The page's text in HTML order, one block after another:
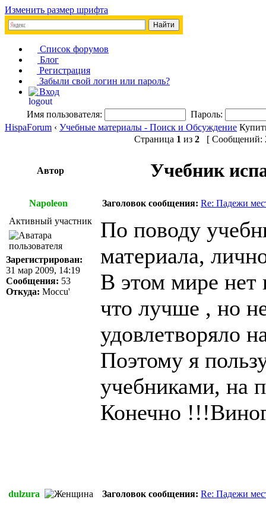
Изменить размер шрифта
Список форумов
Блог
Регистрация
Забыли свой логин или пароль?
Вход
Имя пользователя:
Пароль:
HispaForum ‹ Учебные материалы - Поиск и Обсуждение
Страница 1 из 2 [ Сообщений:
Автор Учебник
Napoleon Заголовок сообщения: Re: Падежи
Активный участник
Зарегистрирован:
31 мар 2009, 14:19
Сообщения: 53
Откуда: Moccu'
По поводу
материала,
В этом мире нет
что лучше , но
удовлетворяло
Поэтому я
учебниками, на
Конечно
dulzura Заголовок сообщения: Re: Падежи